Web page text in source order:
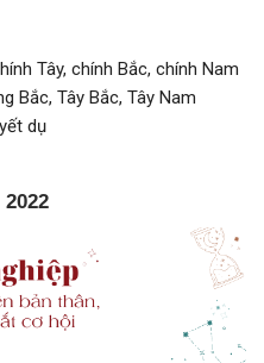
Tây, chính Bắc, chính Nam
Bắc, Tây Bắc, Tây Nam
dụ